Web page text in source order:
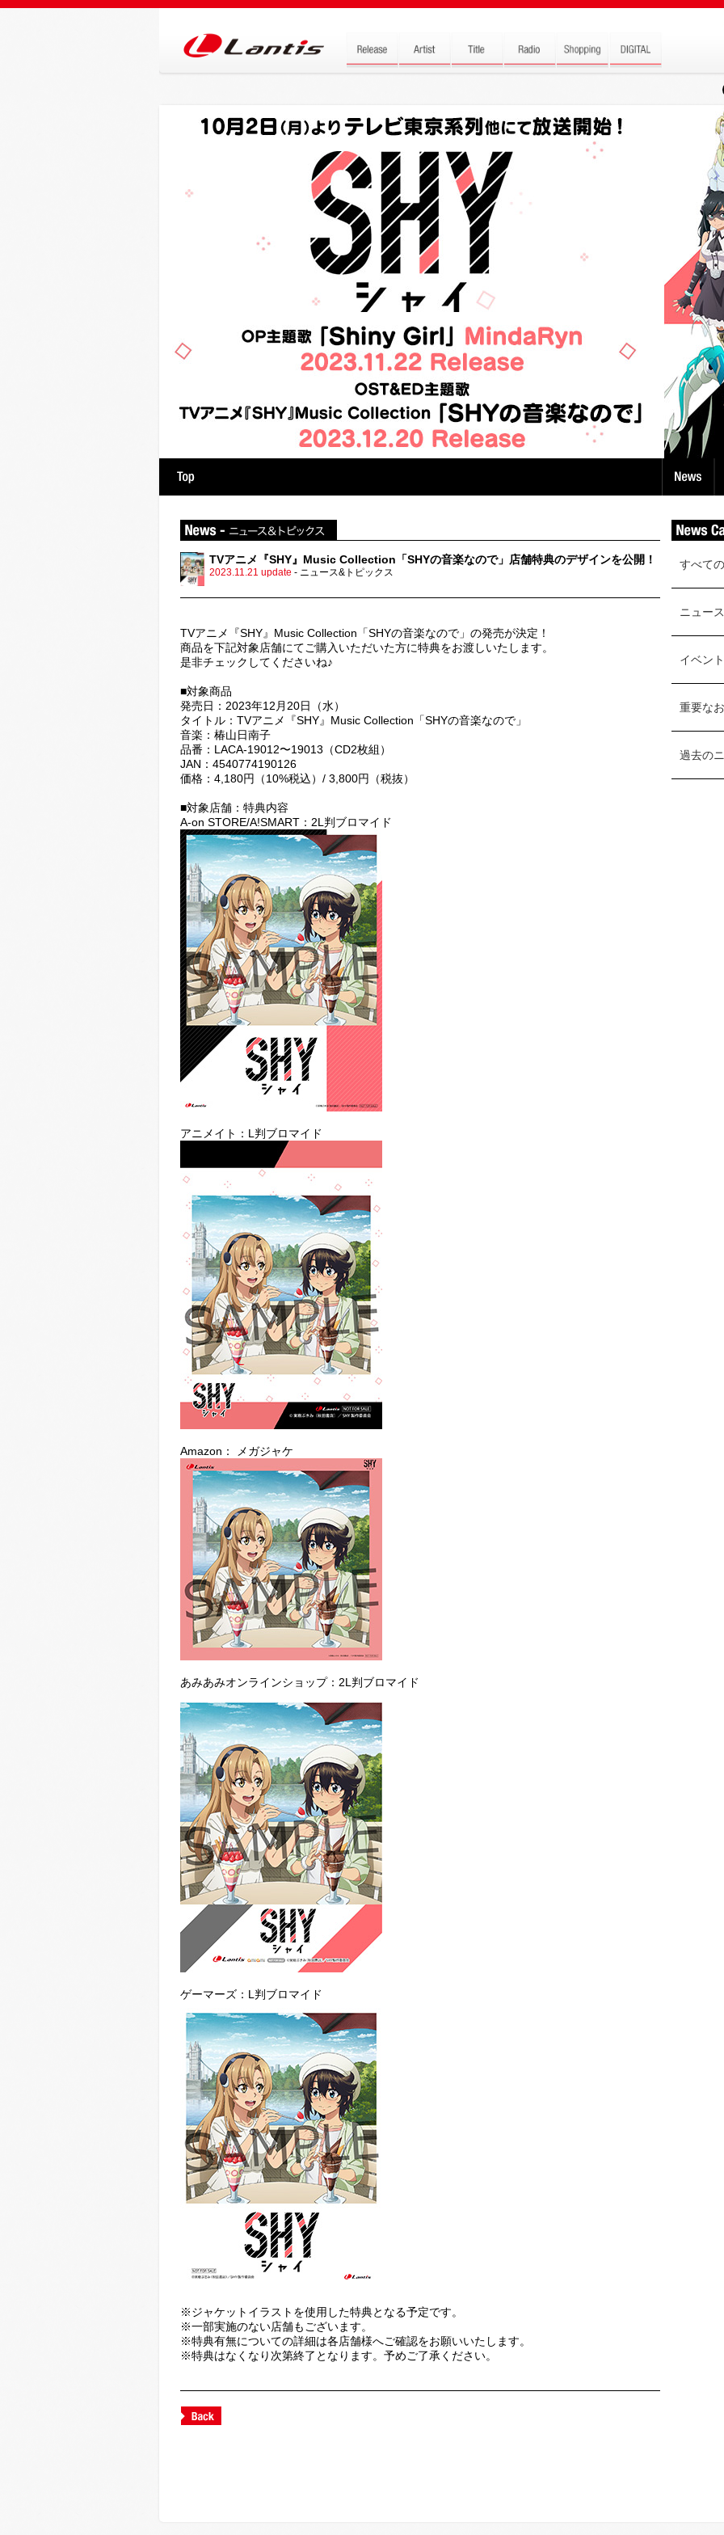
TVアニメ『SHY』Music Collection「SHYの音楽なので」店舗特典のデザインを公開！
2023.11.21 update - ニュース&トピックス
TVアニメ『SHY』Music Collection「SHYの音楽なので」の発売が決定！
商品を下記対象店舗にてご購入いただいた方に特典をお渡しいたします。
是非チェックしてくださいね♪
■対象商品
発売日：2023年12月20日（水）
タイトル：TVアニメ『SHY』Music Collection「SHYの音楽なので」
音楽：椿山日南子
品番：LACA-19012〜19013（CD2枚組）
JAN：4540774190126
価格：4,180円（10%税込）/ 3,800円（税抜）
■対象店舗：特典内容
A-on STORE/A!SMART：2L判ブロマイド
アニメイト：L判ブロマイド
Amazon： メガジャケ
あみあみオンラインショップ：2L判ブロマイド
ゲーマーズ：L判ブロマイド
※ジャケットイラストを使用した特典となる予定です。
※一部実施のない店舗もございます。
※特典有無についての詳細は各店舗様へご確認をお願いいたします。
※特典はなくなり次第終了となります。予めご了承ください。
すべて
ニュー
イベン
重要な
過去の